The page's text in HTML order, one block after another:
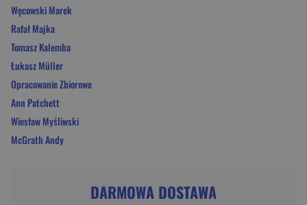
Węcowski Marek
Rafał Majka
Tomasz Kalemba
Łukasz Müller
Opracowanie Zbiorowe
Ann Patchett
Wiesław Myśliwski
McGrath Andy
DARMOWA DOSTAWA